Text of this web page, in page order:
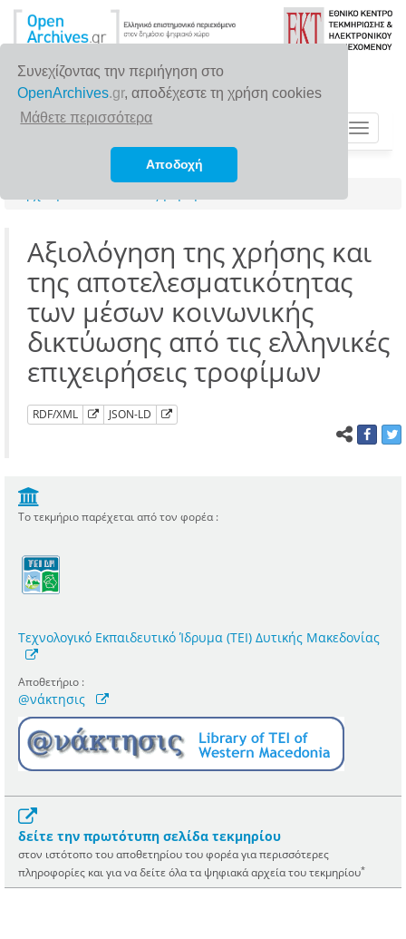
Συνεχίζοντας την περιήγηση στο
OpenArchives.gr, αποδέχεστε τη χρήση cookies
Μάθετε περισσότερα
Αποδοχή
Toggle
Αξιολόγηση της χρήσης και
της αποτελεσματικότητας
των μέσων κοινωνικής
δικτύωσης από τις ελληνικές
επιχειρήσεις τροφίμων
RDF/XML JSON-LD
Το τεκμήριο παρέχεται από τον φορέα :
Τεχνολογικό Εκπαιδευτικό Ίδρυμα (ΤΕΙ) Δυτικής Μακεδονίας
Αποθετήριο :
@νάκτησις
δείτε την πρωτότυπη σελίδα τεκμηρίου
στον ιστότοπο του αποθετηρίου του φορέα για περισσότερες
πληροφορίες και για να δείτε όλα τα ψηφιακά αρχεία του τεκμηρίου*